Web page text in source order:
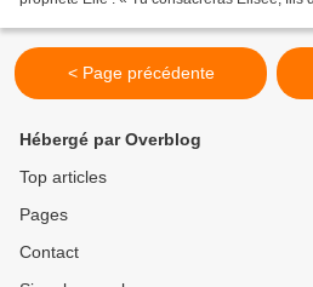
< Page précédente
Hébergé par Overblog
Top articles
Pages
Contact